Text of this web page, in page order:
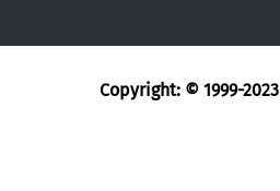
Copyright: © 1999-2023